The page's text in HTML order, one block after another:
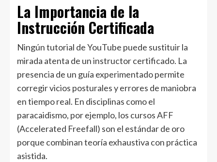
La Importancia de la
Instrucción Certificada
Ningún tutorial de YouTube puede sustituir la
mirada atenta de un instructor certificado. La
presencia de un guía experimentado permite
corregir vicios posturales y errores de maniobra
en tiempo real. En disciplinas como el
paracaidismo, por ejemplo, los cursos AFF
(Accelerated Freefall) son el estándar de oro
porque combinan teoría exhaustiva con práctica
asistida.